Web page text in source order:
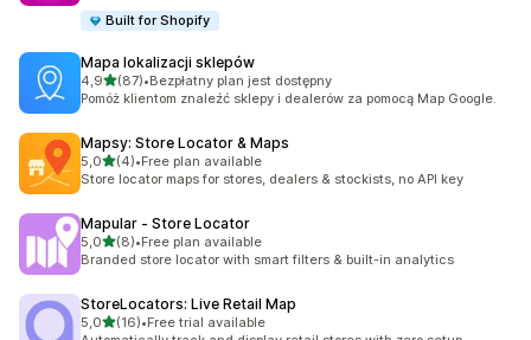
Built for Shopify
Mapa lokalizacji sklepów
4,9na 5 gwiazdek
(87)
Łączna liczba recenzji: 87
•Bezpłatny plan jest dostępny
Pomóż klientom znaleźć sklepy i dealerów za pomocą Map Google.
Mapsy: Store Locator & Maps
5,0na 5 gwiazdek
(4)
Łączna liczba recenzji: 4
•Free plan available
Store locator maps for stores, dealers & stockists, no API key
Mapular ‑ Store Locator
5,0na 5 gwiazdek
(8)
Łączna liczba recenzji: 8
•Free plan available
Branded store locator with smart filters & built-in analytics
StoreLocators: Live Retail Map
5,0na 5 gwiazdek
(16)
Łączna liczba recenzji: 16
•Free trial available